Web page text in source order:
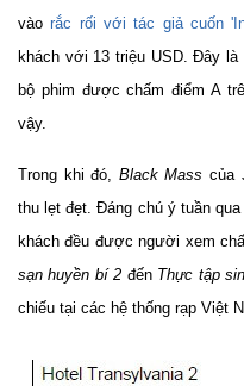
vàorắc rối với tác giả cuốn
khách với 13 triệu USD. Đây
bộ phim được chấm điểm A
vậy.
Trong khi đó, Black Masscủa
thu lẹt đẹt. Đáng chú ý tuần
khách đều được người xem
sạn huyền bí 2 đến Thực tập
chiếu tại các hệ thống rạp Việt